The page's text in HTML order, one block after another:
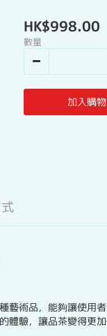
HK$998.00
數量
加入購
術品，能夠讓使用
驗，讓品茶變得更加